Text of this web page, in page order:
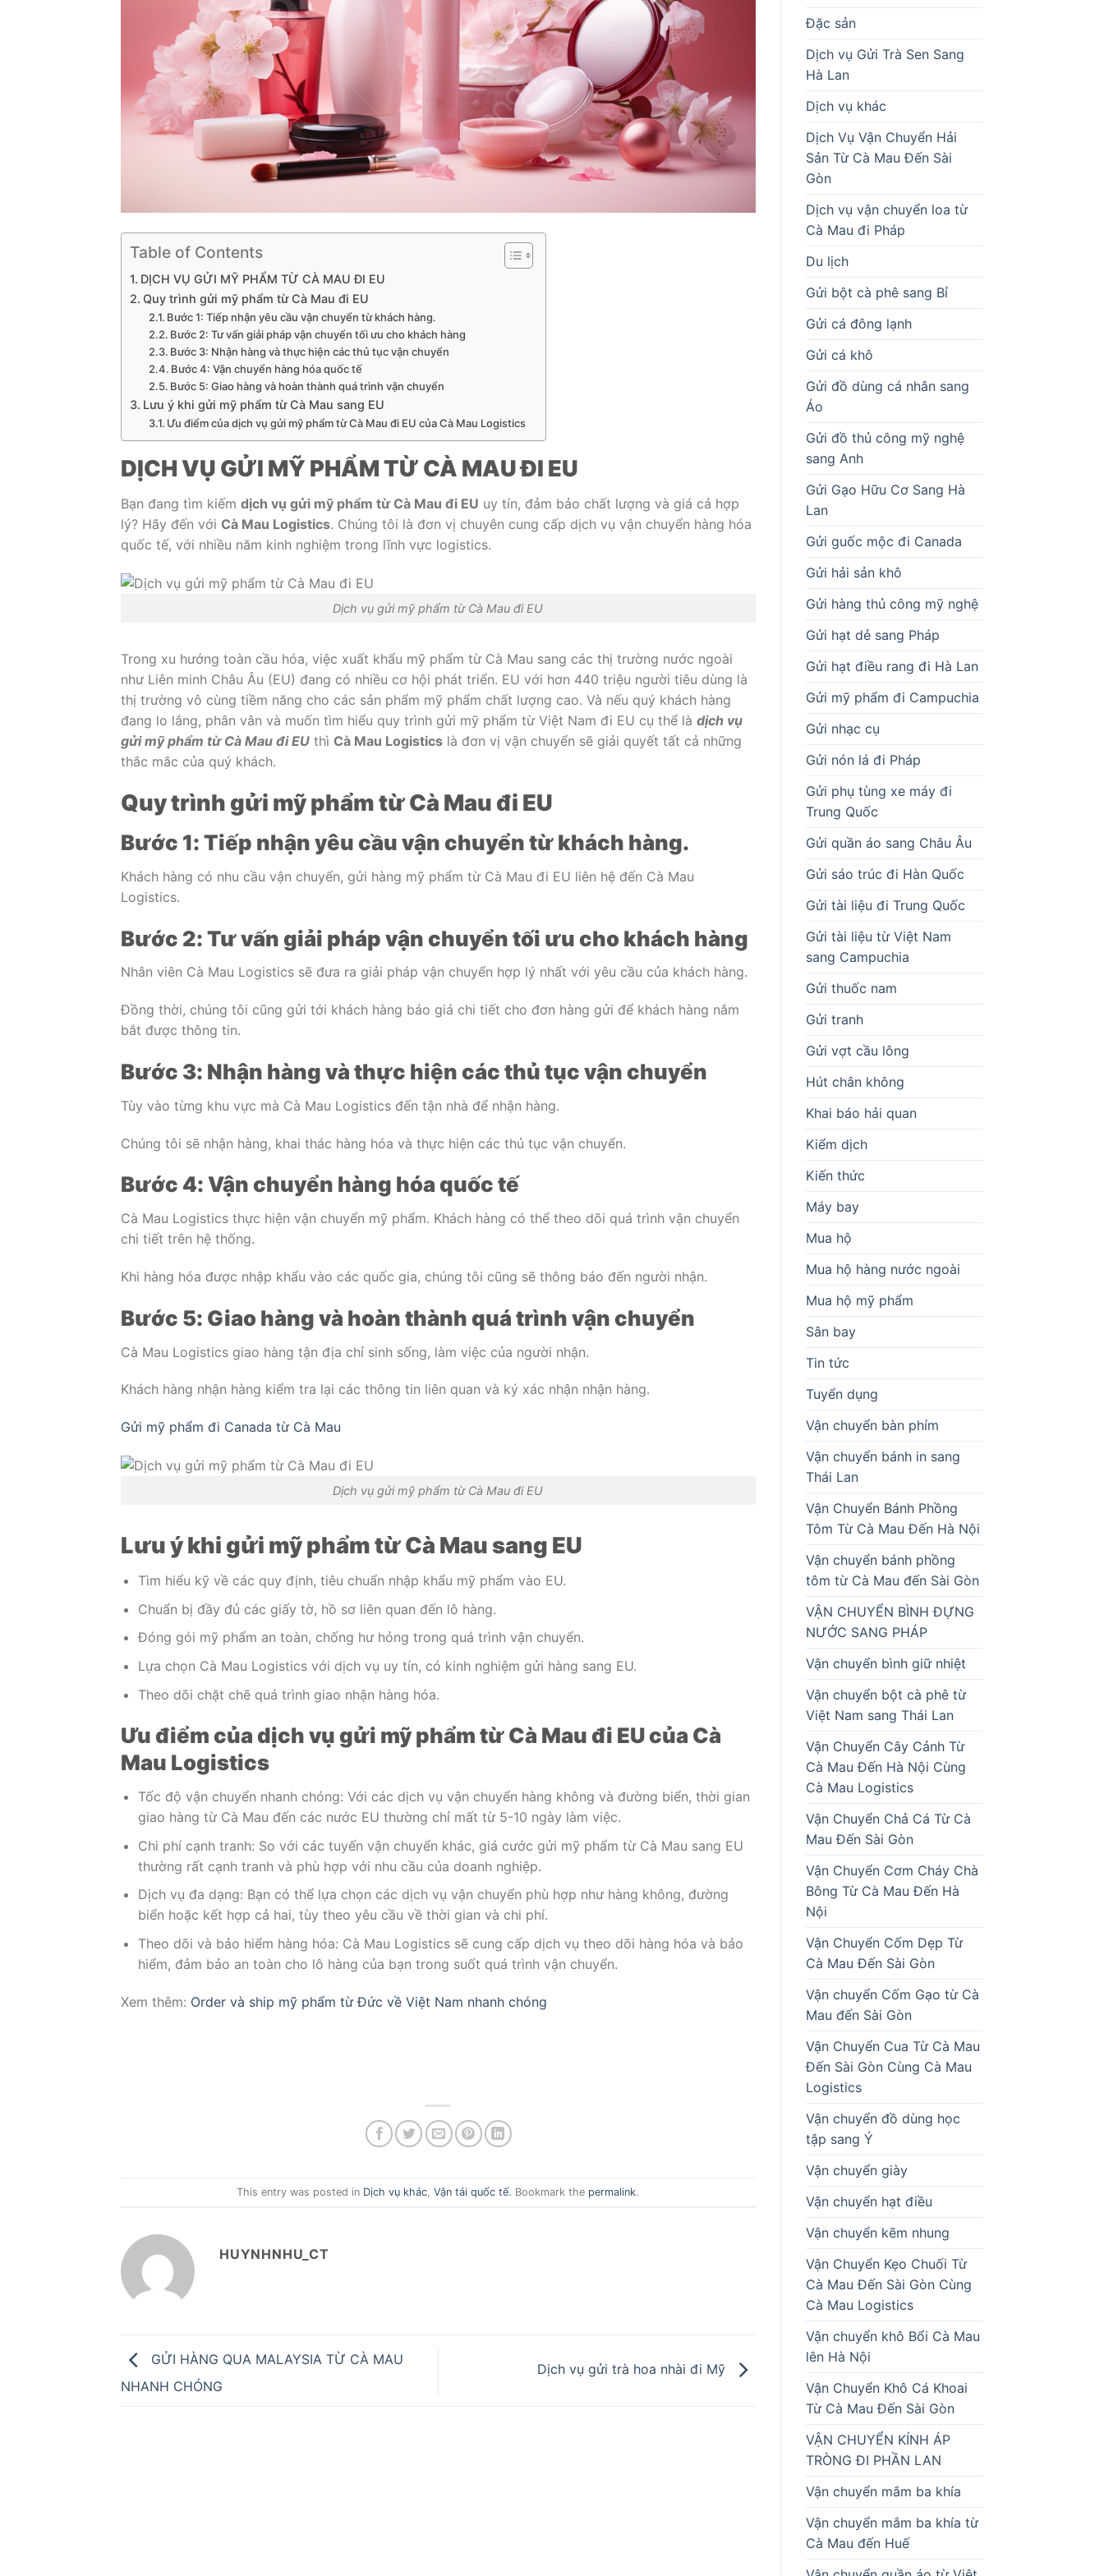
Table of Contents
DỊCH VỤ GỬI MỸ PHẨM TỪ CÀ MAU ĐI EU
Quy trình gửi mỹ phẩm từ Cà Mau đi EU
Bước 1: Tiếp nhận yêu cầu vận chuyển từ khách hàng.
Bước 2: Tư vấn giải pháp vận chuyển tối ưu cho khách hàng
Bước 3: Nhận hàng và thực hiện các thủ tục vận chuyển
Bước 4: Vận chuyển hàng hóa quốc tế
Bước 5: Giao hàng và hoàn thành quá trình vận chuyển
Lưu ý khi gửi mỹ phẩm từ Cà Mau sang EU
Ưu điểm của dịch vụ gửi mỹ phẩm từ Cà Mau đi EU của Cà Mau Logistics
DỊCH VỤ GỬI MỸ PHẨM TỪ CÀ MAU ĐI EU
Bạn đang tìm kiếm dịch vụ gửi mỹ phẩm từ Cà Mau đi EU uy tín, đảm bảo chất lượng và giá cả hợp
lý? Hãy đến với Cà Mau Logistics. Chúng tôi là đơn vị chuyên cung cấp dịch vụ vận chuyển hàng hóa
quốc tế, với nhiều năm kinh nghiệm trong lĩnh vực logistics.
Dịch vụ gửi mỹ phẩm từ Cà Mau đi EU
Trong xu hướng toàn cầu hóa, việc xuất khẩu mỹ phẩm từ Cà Mau sang các thị trường nước ngoài
như Liên minh Châu Âu (EU) đang có nhiều cơ hội phát triển. EU với hơn 440 triệu người tiêu dùng là
thị trường vô cùng tiềm năng cho các sản phẩm mỹ phẩm chất lượng cao. Và nếu quý khách hàng
đang lo lắng, phân vân và muốn tìm hiểu quy trình gửi mỹ phẩm từ Việt Nam đi EU cụ thể là dịch vụ
gửi mỹ phẩm từ Cà Mau đi EU thì Cà Mau Logistics là đơn vị vận chuyển sẽ giải quyết tất cả những
thắc mắc của quý khách.
Quy trình gửi mỹ phẩm từ Cà Mau đi EU
Bước 1: Tiếp nhận yêu cầu vận chuyển từ khách hàng.
Khách hàng có nhu cầu vận chuyển, gửi hàng mỹ phẩm từ Cà Mau đi EU liên hệ đến Cà Mau
Logistics.
Bước 2: Tư vấn giải pháp vận chuyển tối ưu cho khách hàng
Nhân viên Cà Mau Logistics sẽ đưa ra giải pháp vận chuyển hợp lý nhất với yêu cầu của khách hàng.
Đồng thời, chúng tôi cũng gửi tới khách hàng báo giá chi tiết cho đơn hàng gửi để khách hàng nắm
bắt được thông tin.
Bước 3: Nhận hàng và thực hiện các thủ tục vận chuyển
Tùy vào từng khu vực mà Cà Mau Logistics đến tận nhà để nhận hàng.
Chúng tôi sẽ nhận hàng, khai thác hàng hóa và thực hiện các thủ tục vận chuyển.
Bước 4: Vận chuyển hàng hóa quốc tế
Cà Mau Logistics thực hiện vận chuyển mỹ phẩm. Khách hàng có thể theo dõi quá trình vận chuyển
chi tiết trên hệ thống.
Khi hàng hóa được nhập khẩu vào các quốc gia, chúng tôi cũng sẽ thông báo đến người nhận.
Bước 5: Giao hàng và hoàn thành quá trình vận chuyển
Cà Mau Logistics giao hàng tận địa chỉ sinh sống, làm việc của người nhận.
Khách hàng nhận hàng kiểm tra lại các thông tin liên quan và ký xác nhận nhận hàng.
Gửi mỹ phẩm đi Canada từ Cà Mau
Dịch vụ gửi mỹ phẩm từ Cà Mau đi EU
Lưu ý khi gửi mỹ phẩm từ Cà Mau sang EU
Tìm hiểu kỹ về các quy định, tiêu chuẩn nhập khẩu mỹ phẩm vào EU.
Chuẩn bị đầy đủ các giấy tờ, hồ sơ liên quan đến lô hàng.
Đóng gói mỹ phẩm an toàn, chống hư hỏng trong quá trình vận chuyển.
Lựa chọn Cà Mau Logistics với dịch vụ uy tín, có kinh nghiệm gửi hàng sang EU.
Theo dõi chặt chẽ quá trình giao nhận hàng hóa.
Ưu điểm của dịch vụ gửi mỹ phẩm từ Cà Mau đi EU của Cà
Mau Logistics
Tốc độ vận chuyển nhanh chóng: Với các dịch vụ vận chuyển hàng không và đường biển, thời gian
giao hàng từ Cà Mau đến các nước EU thường chỉ mất từ 5-10 ngày làm việc.
Chi phí cạnh tranh: So với các tuyến vận chuyển khác, giá cước gửi mỹ phẩm từ Cà Mau sang EU
thường rất cạnh tranh và phù hợp với nhu cầu của doanh nghiệp.
Dịch vụ đa dạng: Bạn có thể lựa chọn các dịch vụ vận chuyển phù hợp như hàng không, đường
biển hoặc kết hợp cả hai, tùy theo yêu cầu về thời gian và chi phí.
Theo dõi và bảo hiểm hàng hóa: Cà Mau Logistics sẽ cung cấp dịch vụ theo dõi hàng hóa và bảo
hiểm, đảm bảo an toàn cho lô hàng của bạn trong suốt quá trình vận chuyển.
Xem thêm: Order và ship mỹ phẩm từ Đức về Việt Nam nhanh chóng
This entry was posted in Dịch vụ khác ,Vận tải quốc tế. Bookmark the permalink.
HUYNHNHU_CT
GỬI HÀNG QUA MALAYSIA TỪ CÀ MAU
NHANH CHÓNG
Dịch vụ gửi trà hoa nhài đi Mỹ
Đặc sản
Dịch vụ Gửi Trà Sen Sang
Hà Lan
Dịch vụ khác
Dịch Vụ Vận Chuyển Hải
Sản Từ Cà Mau Đến Sài
Gòn
Dịch vụ vận chuyển loa từ
Cà Mau đi Pháp
Du lịch
Gửi bột cà phê sang Bỉ
Gửi cá đông lạnh
Gửi cá khô
Gửi đồ dùng cá nhân sang
Áo
Gửi đồ thủ công mỹ nghệ
sang Anh
Gửi Gạo Hữu Cơ Sang Hà
Lan
Gửi guốc mộc đi Canada
Gửi hải sản khô
Gửi hàng thủ công mỹ nghệ
Gửi hạt dẻ sang Pháp
Gửi hạt điều rang đi Hà Lan
Gửi mỹ phẩm đi Campuchia
Gửi nhạc cụ
Gửi nón lá đi Pháp
Gửi phụ tùng xe máy đi
Trung Quốc
Gửi quần áo sang Châu Âu
Gửi sáo trúc đi Hàn Quốc
Gửi tài liệu đi Trung Quốc
Gửi tài liệu từ Việt Nam
sang Campuchia
Gửi thuốc nam
Gửi tranh
Gửi vợt cầu lông
Hút chân không
Khai báo hải quan
Kiểm dịch
Kiến thức
Máy bay
Mua hộ
Mua hộ hàng nước ngoài
Mua hộ mỹ phẩm
Sân bay
Tin tức
Tuyển dụng
Vận chuyển bàn phím
Vận chuyển bánh in sang
Thái Lan
Vận Chuyển Bánh Phồng
Tôm Từ Cà Mau Đến Hà Nội
Vận chuyển bánh phồng
tôm từ Cà Mau đến Sài Gòn
VẬN CHUYỂN BÌNH ĐỰNG
NƯỚC SANG PHÁP
Vận chuyển bình giữ nhiệt
Vận chuyển bột cà phê từ
Việt Nam sang Thái Lan
Vận Chuyển Cây Cảnh Từ
Cà Mau Đến Hà Nội Cùng
Cà Mau Logistics
Vận Chuyển Chả Cá Từ Cà
Mau Đến Sài Gòn
Vận Chuyển Cơm Cháy Chà
Bông Từ Cà Mau Đến Hà
Nội
Vận Chuyển Cốm Dẹp Từ
Cà Mau Đến Sài Gòn
Vận chuyển Cốm Gạo từ Cà
Mau đến Sài Gòn
Vận Chuyển Cua Từ Cà Mau
Đến Sài Gòn Cùng Cà Mau
Logistics
Vận chuyển đồ dùng học
tập sang Ý
Vận chuyển giày
Vận chuyển hạt điều
Vận chuyển kẽm nhung
Vận Chuyển Kẹo Chuối Từ
Cà Mau Đến Sài Gòn Cùng
Cà Mau Logistics
Vận chuyển khô Bổi Cà Mau
lên Hà Nội
Vận Chuyển Khô Cá Khoai
Từ Cà Mau Đến Sài Gòn
VẬN CHUYỂN KÍNH ÁP
TRÒNG ĐI PHẦN LAN
Vận chuyển mắm ba khía
Vận chuyển mắm ba khía từ
Cà Mau đến Huế